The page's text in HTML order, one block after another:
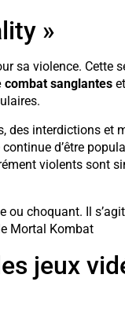
»
sa violence. Cette
combat sanglantes
des interdictions et
d’être
violents sont
ou choquant. Il
Mortal Kombat
jeux